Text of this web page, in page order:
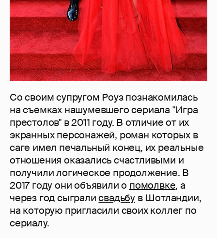
Со своим супругом Роуз познакомилась
на съемках нашумевшего сериала "Игра
престолов" в 2011 году. В отличие от их
экранных персонажей, роман которых в
саге имел печальный конец, их реальные
отношения оказались счастливыми и
получили логическое продолжение. В
2017 году они объявили о помолвке, а
через год сыгралисвадьбу в Шотландии,
на которую пригласили своих коллег по
сериалу.